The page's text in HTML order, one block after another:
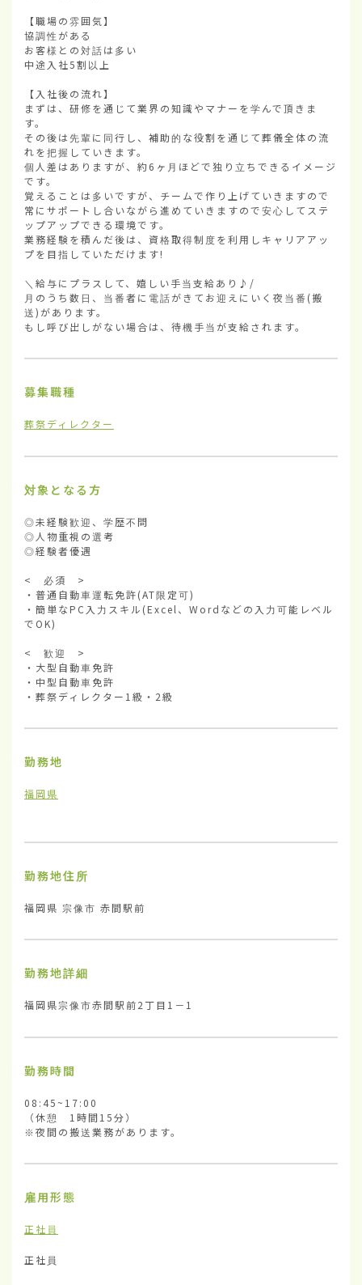
【職場の雰囲気】
協調性がある
お客様との対話は多い
中途入社5割以上
【入社後の流れ】
まずは、研修を通じて業界の知識やマナーを学んで頂きま
す。
その後は先輩に同行し、補助的な役割を通じて葬儀全体の流
れを把握していきます。
個人差はありますが、約6ヶ月ほどで独り立ちできるイメージ
です。
覚えることは多いですが、チームで作り上げていきますので
常にサポートし合いながら進めていきますので安心してステ
ップアップできる環境です。
業務経験を積んだ後は、資格取得制度を利用しキャリアアッ
プを目指していただけます!
＼給与にプラスして、嬉しい手当支給あり♪/
月のうち数日、当番者に電話がきてお迎えにいく夜当番(搬
送)があります。
もし呼び出しがない場合は、待機手当が支給されます。
募集職種
葬祭ディレクター
対象となる方
◎未経験歓迎、学歴不問
◎人物重視の選考
◎経験者優遇
<　必須　>
・普通自動車運転免許(AT限定可)
・簡単なPC入力スキル(Excel、Wordなどの入力可能レベル
でOK)
<　歓迎　>
・大型自動車免許
・中型自動車免許
・葬祭ディレクター1級・2級
勤務地
福岡県
勤務地住所
福岡県 宗像市 赤間駅前
勤務地詳細
福岡県宗像市赤間駅前2丁目1－1
勤務時間
08:45~17:00
（休憩　1時間15分）
※夜間の搬送業務があります。
雇用形態
正社員
正社員